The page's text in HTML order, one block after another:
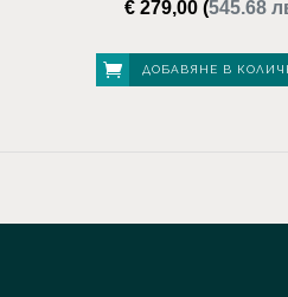
€279,00(545.68
ДОБАВЯНЕ В